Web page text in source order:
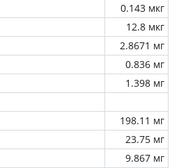
0.143 мкг
12.8 мкг
2.8671 мг
0.836 мг
1.398 мг
198.11 мг
23.75 мг
9.867 мг